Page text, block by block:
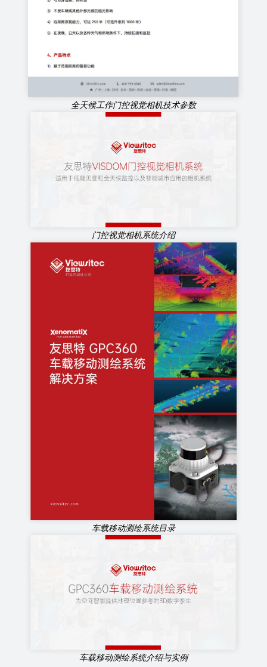
全天候工作门控视觉相机技术参数
门控视觉相机系统介绍
车载移动测绘系统目录
车载移动测绘系统介绍与实例